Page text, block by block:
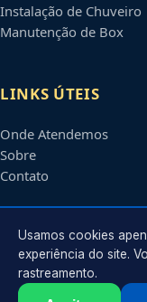
Instalação de Chuveiro
Manutenção de Box
LINKS ÚTEIS
Onde Atendemos
Sobre
Contato
CONTATO
Atendimento em
Usamos cookies
experiência do site.
rastreamento.